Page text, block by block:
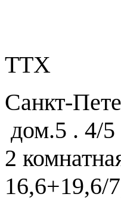
ТТХ
Санкт-
дом.5 . 4/5
2
16,6+19,6/